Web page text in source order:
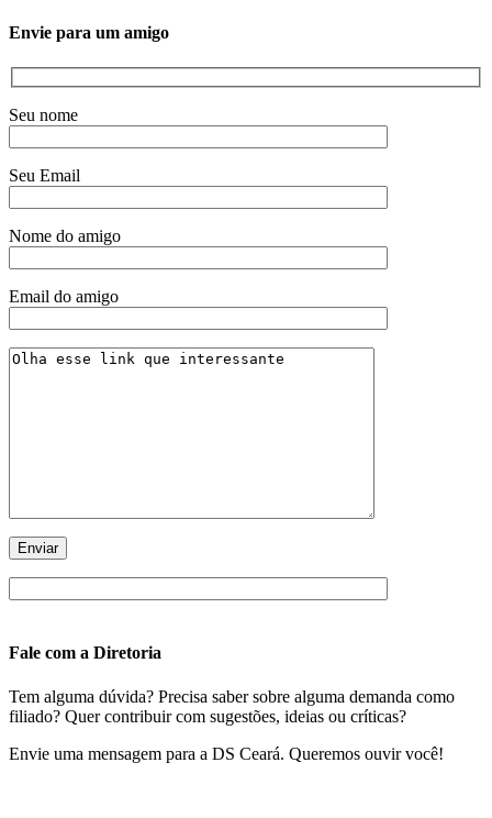
Envie para um amigo
Seu nome
Seu Email
Nome do amigo
Email do amigo
Fale com a Diretoria
Tem alguma dúvida? Precisa saber sobre alguma demanda como
filiado? Quer contribuir com sugestões, ideias ou críticas?
Envie uma mensagem para a DS Ceará. Queremos ouvir você!